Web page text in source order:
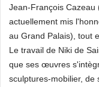
Jean-François Cazeau
actuellement mis
au Grand Palais), tout
Le travail de Niki de
que ses œuvres
sculptures-mobilier, de